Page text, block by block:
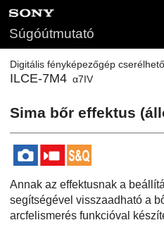
Súgóútmutató
Digitális fényképezőgép
ILCE-7M4 α7IV
Sima bőr effektus
Annak az effektusnak a
segítségével visszaadható a
arcfelismerés funkcióval